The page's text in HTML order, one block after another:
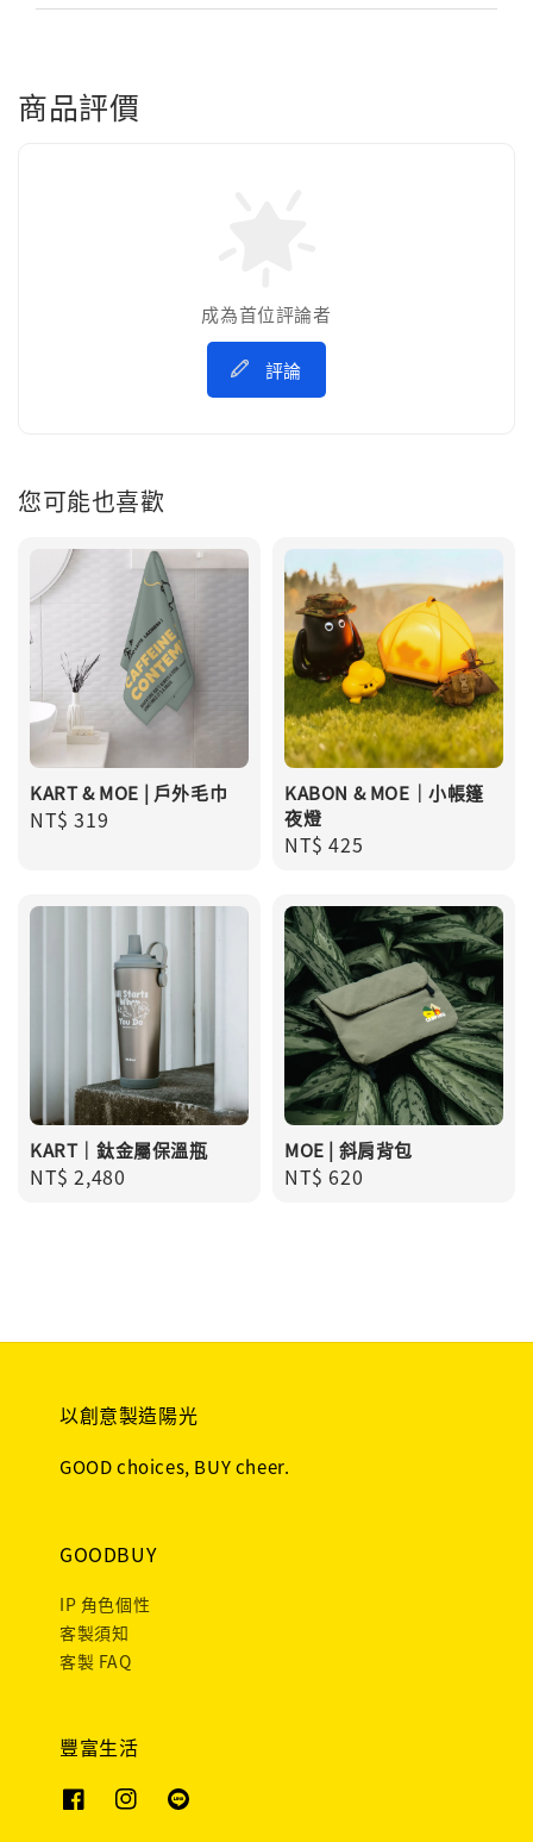
商品評價
成為首位評論者
評論
您可能也喜歡
KART & MOE | 戶外毛巾
Regular
NT$ 319
KABON & MOE｜小帳篷
夜燈
Regular
NT$ 425
KART｜鈦金屬保溫瓶
Regular
NT$ 2,480
MOE | 斜肩背包
Regular
NT$ 620
以創意製造陽光
GOOD choices, BUY cheer.
GOODBUY
IP 角色個性
客製須知
客製 FAQ
豐富生活